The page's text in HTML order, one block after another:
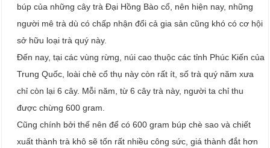
búp của những cây trà Đại Hồng Bào cổ, nên hiện nay, những
người mê trà dù có chấp nhận đổi cả gia sản cũng khó có cơ hội
sở hữu loại trà quý này.
Đến nay, tại các vùng rừng, núi cao thuộc các tỉnh Phúc Kiến của
Trung Quốc, loài chè cổ thụ này còn rất ít, số trà quý năm xưa
chỉ còn lại 6 cây. Mỗi năm, từ 6 cây trà này, người ta chỉ thu
được chừng 600 gram.
Cũng chính bởi thế nên để có 600 gram búp chè sao và chiết
xuất thành trà khô sẽ tốn rất nhiều công sức, giá thành đắt hơn